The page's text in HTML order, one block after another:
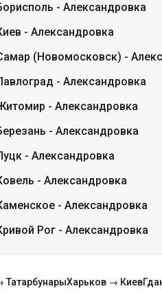
- Александровка
- Александровка
(Новомосковск) -
- Александровка
- Александровка
- Александровка
- Александровка
- Александровка
- Александровка
Рог - Александровка
ТатарбунарыХарьков → Киев